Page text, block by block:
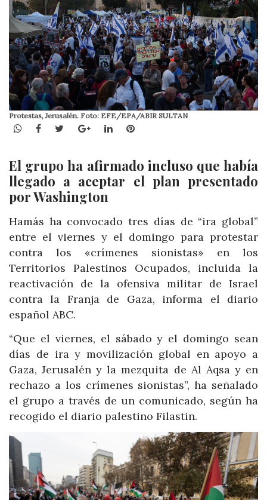
Protestas, Jerusalén. Foto: EFE/EPA/ABIR SULTAN
WhatsApp
Facebook
TwitterGoogle+LinkedInPinterest
El grupo ha afirmado incluso que había
llegado a aceptar el plan presentado
por Washington
Hamás ha convocado tres días de “ira global”
entre el viernes y el domingo para protestar
contra los «crímenes sionistas» en los
Territorios Palestinos Ocupados, incluida la
reactivación de la ofensiva militar de Israel
contra la Franja de Gaza, informa el diario
español ABC.
“Que el viernes, el sábado y el domingo sean
días de ira y movilización global en apoyo a
Gaza, Jerusalén y la mezquita de Al Aqsa y en
rechazo a los crímenes sionistas”, ha señalado
el grupo a través de un comunicado, según ha
recogido el diario palestino Filastin.